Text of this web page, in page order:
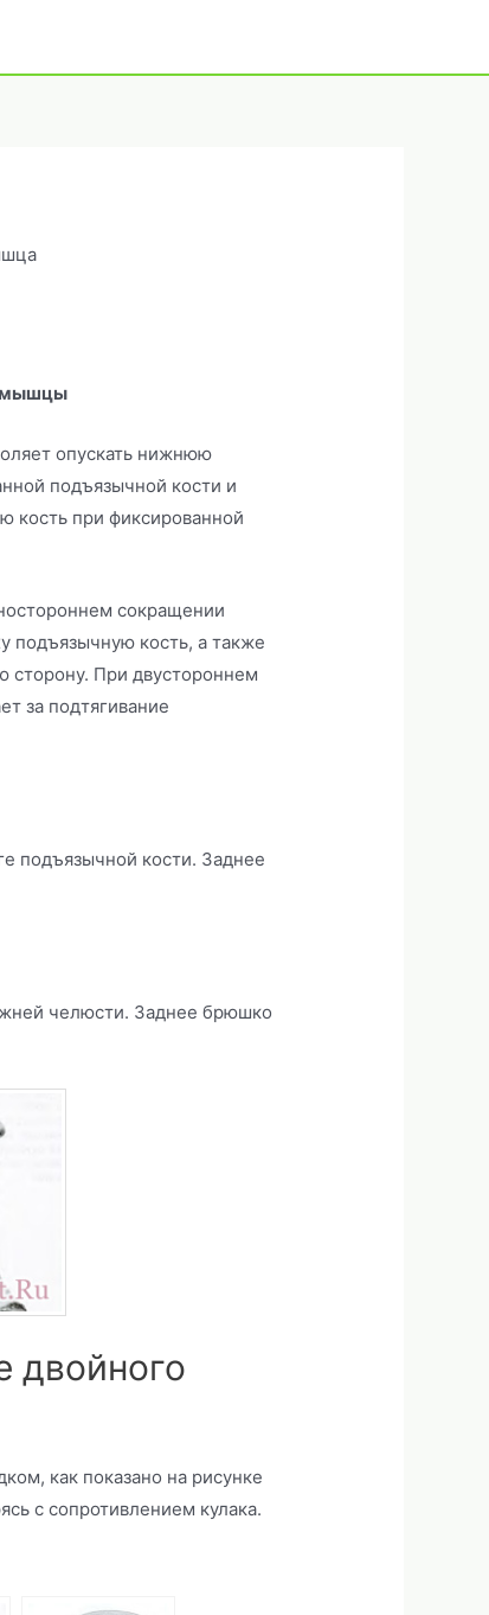
мышцы
опускать нижнюю
подъязычной кости и
кость при фиксированной
сокращении
подъязычную кость, а также
сторону. При двустороннем
за подтягивание
подъязычной кости. Заднее
челюсти. Заднее брюшко
двойного
как показано на рисунке
с сопротивлением кулака.